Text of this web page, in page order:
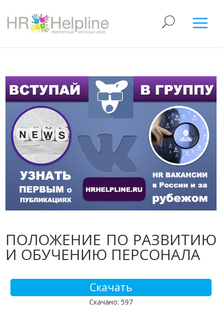
ПОЛОЖЕНИЕ ПО РАЗВИТИЮ
И ОБУЧЕНИЮ ПЕРСОНАЛА
Скачать
Скачано: 597